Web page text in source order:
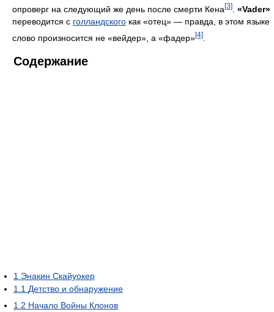
опроверг на следующий же день после смерти Кена[3]
«Vader»
переводится с голландского как «отец» — правда, в этом языке
слово произносится не «вейдер», а «фадер»[4]
Содержание
1 Энакин Скайуокер
1.1 Детство и обнаружение
1.2 Начало Войны Клонов